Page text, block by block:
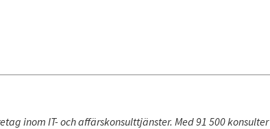
inom IT- och affärskonsulttjänster. Med 91 500 konsulter